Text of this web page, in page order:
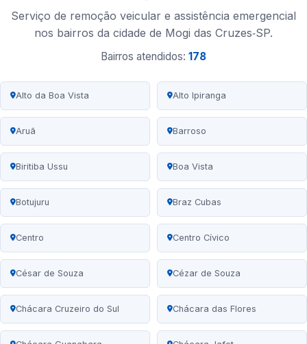
Serviço de remoção veicular e assistência emergencial
nos bairros da cidade de Mogi das Cruzes‑SP.
Bairros atendidos: 178
Alto da Boa Vista Alto Ipiranga
Aruã Barroso
Biritiba Ussu Boa Vista
Botujuru Braz Cubas
Centro Centro Cívico
César de Souza Cézar de Souza
Chácara Cruzeiro do Sul Chácara das Flores